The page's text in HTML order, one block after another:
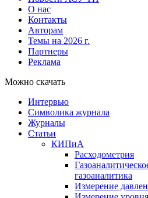
О нас
Контакты
Авторам
Темы на 2026 г.
Партнеры
Реклама
Можно скачать
Интервью
Символика журнала
Журналы
Статьи
КИПиА
Расходометрия
газоаналитика
Измерение